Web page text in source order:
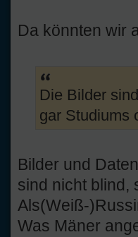
Da könnten wir
Die Bilder
gar Studiums
Bilder und
sind nicht blind,
Als(Weiß-
Was Mäner